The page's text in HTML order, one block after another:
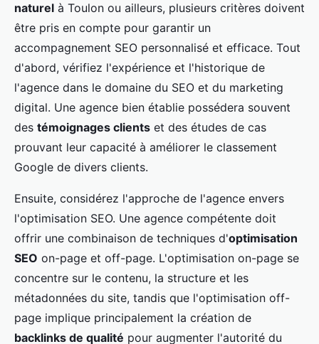
naturel à Toulon ou ailleurs, plusieurs critères doivent
être pris en compte pour garantir un
accompagnement SEO personnalisé et efficace. Tout
d'abord, vérifiez l'expérience et l'historique de
l'agence dans le domaine du SEO et du marketing
digital. Une agence bien établie possédera souvent
des témoignages clients et des études de cas
prouvant leur capacité à améliorer le classement
Google de divers clients.
Ensuite, considérez l'approche de l'agence envers
l'optimisation SEO. Une agence compétente doit
offrir une combinaison de techniques d'optimisation
SEO on-page et off-page. L'optimisation on-page se
concentre sur le contenu, la structure et les
métadonnées du site, tandis que l'optimisation off-
page implique principalement la création de
backlinks de qualité pour augmenter l'autorité du